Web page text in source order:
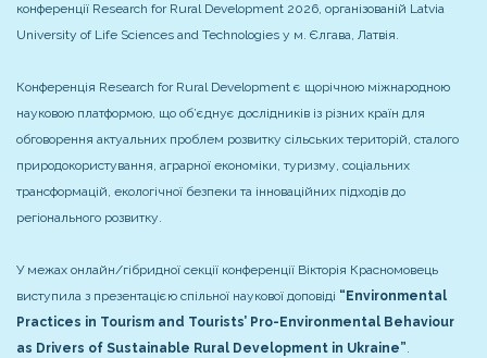
конференції Research for Rural Development 2026, організованій Latvia
University of Life Sciences and Technologies у м. Єлгава, Латвія.
Конференція Research for Rural Development є щорічною міжнародною
науковою платформою, що об’єднує дослідників із різних країн для
обговорення актуальних проблем розвитку сільських територій, сталого
природокористування, аграрної економіки, туризму, соціальних
трансформацій, екологічної безпеки та інноваційних підходів до
регіонального розвитку.
У межах онлайн/гібридної секції конференції Вікторія Красномовець
виступила з презентацією спільної наукової доповіді “Environmental
Practices in Tourism and Tourists’ Pro-Environmental Behaviour
as Drivers of Sustainable Rural Development in Ukraine”.